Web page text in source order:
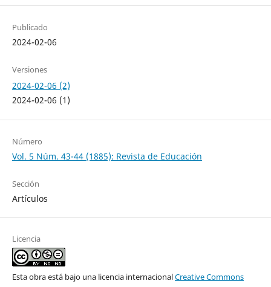
Publicado
2024-02-06
Versiones
2024-02-06 (2)
2024-02-06 (1)
Número
Vol. 5 Núm. 43-44 (1885): Revista de Educación
Sección
Artículos
Licencia
Esta obra está bajo una licencia internacionalCreative Commons